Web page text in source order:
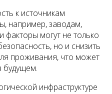
к источникам
например, заводам,
факторы могут не только
но и снизить
проживания, что может
будущем.
инфраструктуре